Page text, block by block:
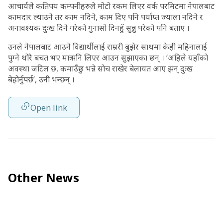
आचार्यले कतिपय कम्पनीहरुले मोटो रकम लिएर वर्क परमिटमा नेपालबाट
कामदार ल्याउने तर काम नदिने, काम दिए पनि पर्याप्त ज्याला नदिने र
अनावश्यक दुःख दिने गरेको गुनासो दिनहुँ सुन्नु परेको पनि बताए ।
उनले नेपालबाट आउने विद्यार्थीलाई राम्ररी बुझेर साथमा केही महिनालाई
पुग्ने थोरै बचत भए मात्र पनि लिएर आउन सुझाएका छन् । ‘अहिले यहाँको
अवस्था जटिल छ, कमाउँछु भन्ने सोच राखेर बेलायत आए झन् दुःख
बेहोर्नुपर्छ’, उनी भन्छन् ।
Open link
Other News